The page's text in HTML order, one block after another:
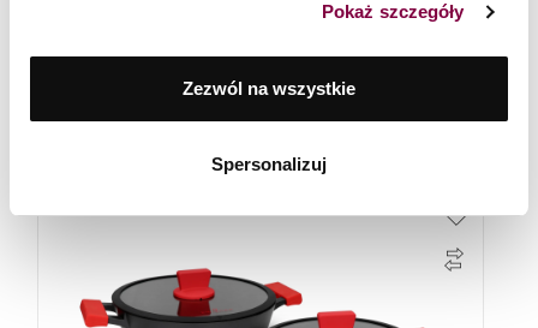
Pokaż szczegóły
Zezwól na wszystkie
Spersonalizuj
549zł